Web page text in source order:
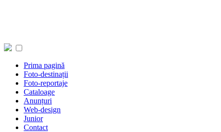
Prima pagină
Foto-destinații
Foto-reportaje
Cataloage
Anunțuri
Web-design
Junior
Contact